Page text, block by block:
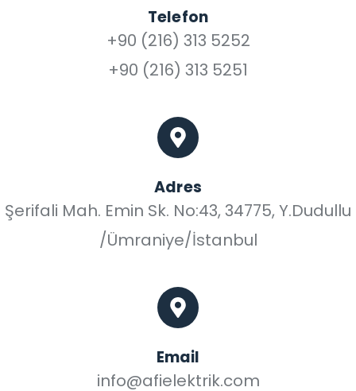
Telefon
+90 (216) 313 5252
+90 (216) 313 5251
Adres
Şerifali Mah. Emin Sk. No:43, 34775, Y.Dudullu
/Ümraniye/İstanbul
Email
info@afielektrik.com